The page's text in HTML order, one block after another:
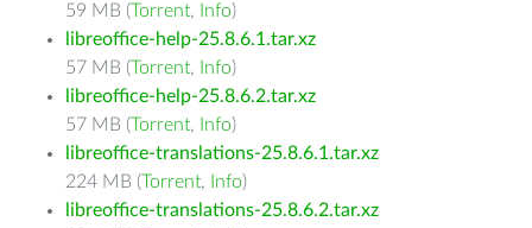
59 MB (Torrent, Info)
libreoffice-help-25.8.6.1.tar.xz
57 MB (Torrent, Info)
libreoffice-help-25.8.6.2.tar.xz
57 MB (Torrent, Info)
libreoffice-translations-25.8.6.1.tar.xz
224 MB (Torrent, Info)
libreoffice-translations-25.8.6.2.tar.xz